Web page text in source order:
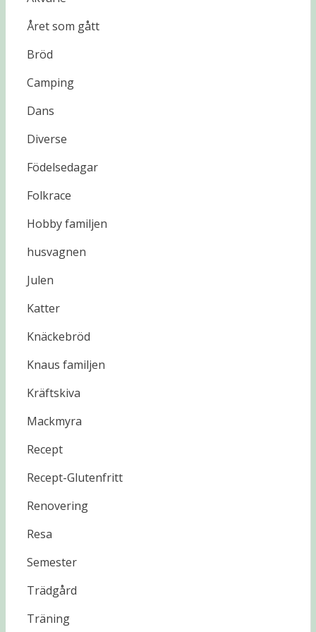
Året som gått
Bröd
Camping
Dans
Diverse
Födelsedagar
Folkrace
Hobby familjen
husvagnen
Julen
Katter
Knäckebröd
Knaus familjen
Kräftskiva
Mackmyra
Recept
Recept-Glutenfritt
Renovering
Resa
Semester
Trädgård
Träning